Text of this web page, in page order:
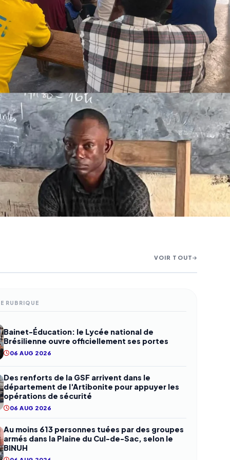
le
les
le le
VOIR TOUT
RUBRIQUE
Bainet-Éducation: le Lycée national de
Brésilienne ouvre officiellement ses portes
06 AUG 2026
Des renforts de la GSF arrivent dans le
département de l'Artibonite pour appuyer les
opérations de sécurité
06 AUG 2026
Au moins 613 personnes tuées par des groupes
armés dans la Plaine du Cul-de-Sac, selon le
BINUH